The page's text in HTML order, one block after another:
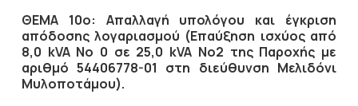
ΘΕΜΑ 10ο: Απαλλαγή υπολόγου και έγκριση
απόδοσης λογαριασμού (Επαύξηση ισχύος από
8,0 kVA Νο 0 σε 25,0 kVA Νο2 της Παροχής με
αριθμό 54406778-01 στη διεύθυνση Μελιδόνι
Μυλοποτάμου).